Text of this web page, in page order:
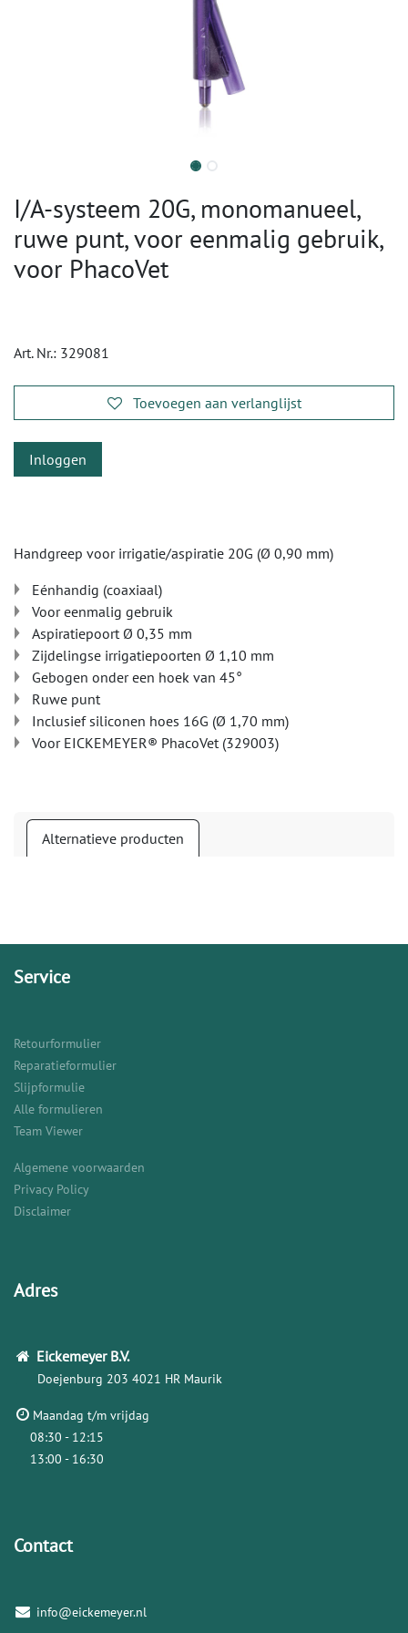
I/A-systeem 20G, monomanueel,
ruwe punt, voor eenmalig gebruik,
voor PhacoVet
Art. Nr.: 329081
Toevoegen aan verlanglijst
Inloggen
Handgreep voor irrigatie/aspiratie 20G (Ø 0,90 mm)
Eénhandig (coaxiaal)
Voor eenmalig gebruik
Aspiratiepoort Ø 0,35 mm
Zijdelingse irrigatiepoorten Ø 1,10 mm
Gebogen onder een hoek van 45°
Ruwe punt
Inclusief siliconen hoes 16G (Ø 1,70 mm)
Voor EICKEMEYER® PhacoVet (329003)
Alternatieve producten
Service
Retourformulier
Reparatieformulier
Slijpformulie
Alle formulieren
Team Viewer
Algemene voorwaarden
Privacy Policy
Disclaimer
Adres
Eickemeyer B.V.
Doejenburg 203 4021 HR Maurik
Maandag t/m vrijdag
08:30 - 12:15
13:00 - 16:30
Contact
info@eickemeyer.nl